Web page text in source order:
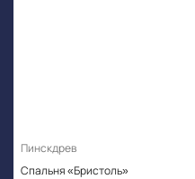
Пинскдрев
Спальня «Бристоль»